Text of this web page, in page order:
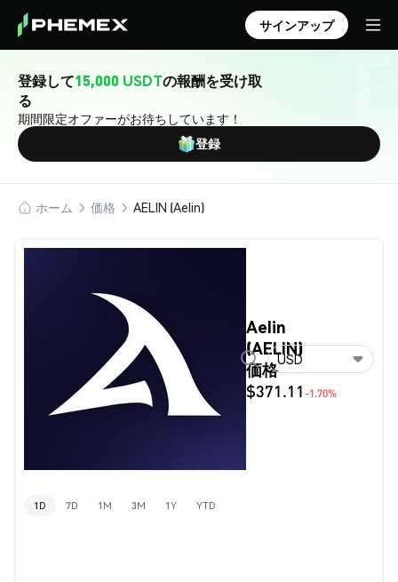
サインアップ
登録して15,000 USDTの報酬を受け取
る
期間限定オファーがお待ちしています！
登録
ホーム 価格 AELIN (Aelin)
Aelin
(AELIN)
価格
$371.11 -1.70%
USD
1D 7D 1M 3M 1Y YTD